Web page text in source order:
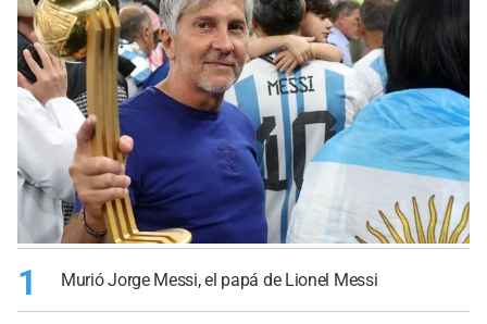
1 Murió Jorge Messi, el papá de Lionel Messi